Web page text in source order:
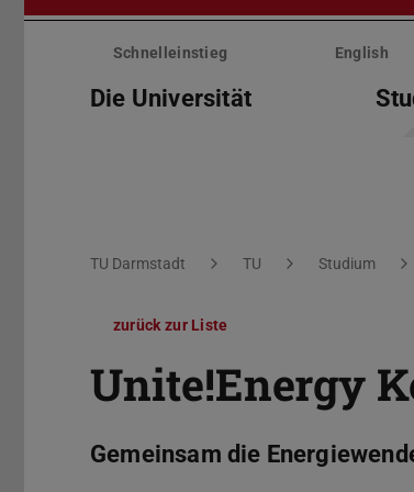
Menü
überspringenSchnelleinstieg English
Die Universität
Sie befinden sich hier:
TU Darmstadt TU Studium
zurück zur Liste
Unite!Energy
Gemeinsam die